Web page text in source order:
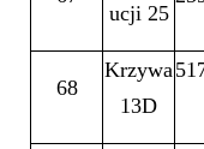
ucji 25
68
Krzywa
13D